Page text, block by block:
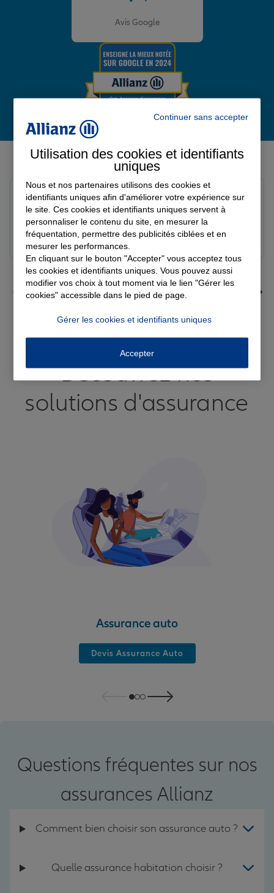
Avis Google
Derniers avis de nos agences Allianz
Le 06/08/2026 - Agence SOURDEVAL
louna p.
Découvrez nos
solutions d'assurance
Assurance auto
Devis Assurance Auto
Questions fréquentes sur nos
assurances Allianz
Comment bien choisir son assurance auto ?
Quelle assurance habitation choisir ?
Continuer sans accepter
Utilisation des cookies et identifiants
uniques
Nous et nos partenaires utilisons des cookies et
identifiants uniques afin d'améliorer votre expérience sur
le site. Ces cookies et identifiants uniques servent à
personnaliser le contenu du site, en mesurer la
fréquentation, permettre des publicités ciblées et en
mesurer les performances.
En cliquant sur le bouton "Accepter" vous acceptez tous
les cookies et identifiants uniques. Vous pouvez aussi
modifier vos choix à tout moment via le lien "Gérer les
cookies" accessible dans le pied de page.
Gérer les cookies et identifiants uniques
Accepter